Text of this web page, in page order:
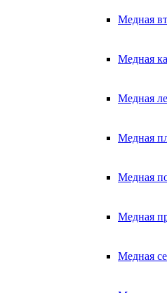
Медная
Медная
Медная
Медная
Медная
Медная
Медная